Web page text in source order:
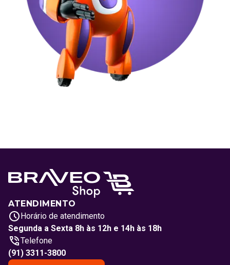
ATENDIMENTO
Horário de atendimento
Segunda a Sexta 8h às 12h e 14h às 18h
Telefone
(91) 3311-3800